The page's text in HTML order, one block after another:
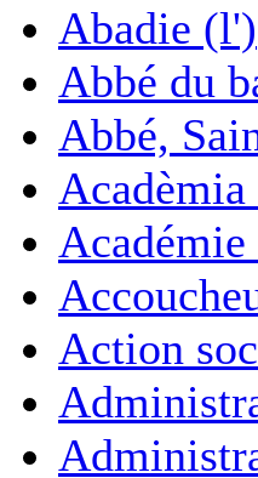
Abadie (l')
Abbé du
Abbé,
Acadèmia
Académie
Action